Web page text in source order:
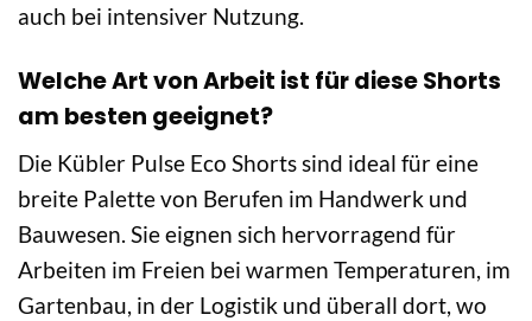
auch bei intensiver Nutzung.
Welche Art von Arbeit ist für diese Shorts
am besten geeignet?
Die Kübler Pulse Eco Shorts sind ideal für eine
breite Palette von Berufen im Handwerk und
Bauwesen. Sie eignen sich hervorragend für
Arbeiten im Freien bei warmen Temperaturen, im
Gartenbau, in der Logistik und überall dort, wo